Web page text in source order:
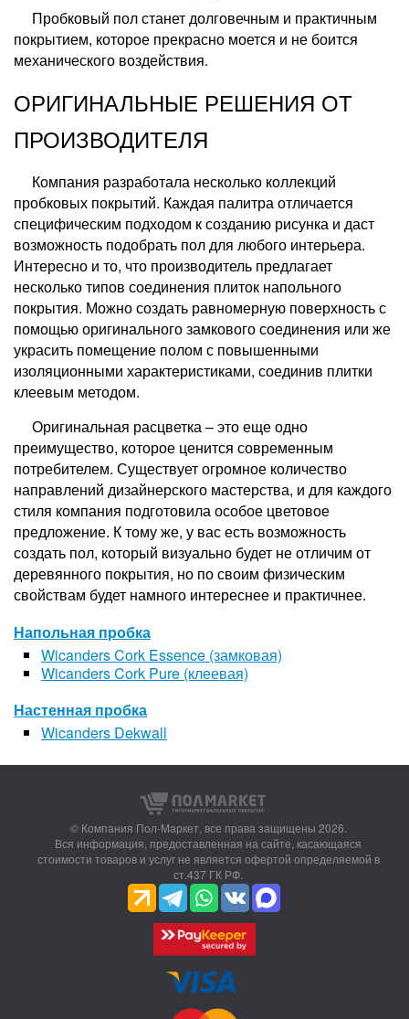
Пробковый пол станет долговечным и практичным
покрытием, которое прекрасно моется и не боится
механического воздействия.
ОРИГИНАЛЬНЫЕ РЕШЕНИЯ ОТ
ПРОИЗВОДИТЕЛЯ
Компания разработала несколько коллекций
пробковых покрытий. Каждая палитра отличается
специфическим подходом к созданию рисунка и даст
возможность подобрать пол для любого интерьера.
Интересно и то, что производитель предлагает
несколько типов соединения плиток напольного
покрытия. Можно создать равномерную поверхность с
помощью оригинального замкового соединения или же
украсить помещение полом с повышенными
изоляционными характеристиками, соединив плитки
клеевым методом.
Оригинальная расцветка – это еще одно
преимущество, которое ценится современным
потребителем. Существует огромное количество
направлений дизайнерского мастерства, и для каждого
стиля компания подготовила особое цветовое
предложение. К тому же, у вас есть возможность
создать пол, который визуально будет не отличим от
деревянного покрытия, но по своим физическим
свойствам будет намного интереснее и практичнее.
Напольная пробка
Wicanders Cork Essence (замковая)
Wicanders Cork Pure (клеевая)
Настенная пробка
Wicanders Dekwall
© Компания Пол-Маркет, все права защищены 2026.
Вся информация, предоставленная на сайте, касающаяся
стоимости товаров и услуг не является офертой определяемой в
ст.437 ГК РФ.